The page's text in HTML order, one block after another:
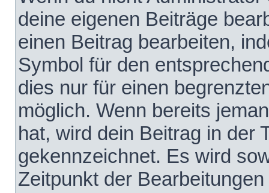
deine eigenen Beiträge
einen Beitrag bearbeiten,
Symbol für den
dies nur für einen
möglich. Wenn bereits
hat, wird dein Beitrag in der
gekennzeichnet. Es wird
Zeitpunkt der